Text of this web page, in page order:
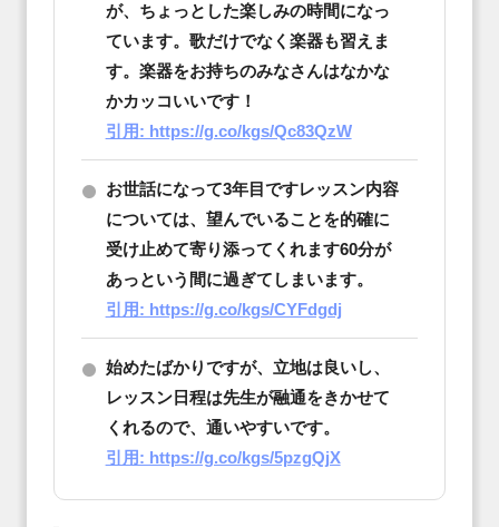
が、ちょっとした楽しみの時間になっ
ています。歌だけでなく楽器も習えま
す。楽器をお持ちのみなさんはなかな
かカッコいいです！
引用: https://g.co/kgs/Qc83QzW
お世話になって3年目ですレッスン内容
については、望んでいることを的確に
受け止めて寄り添ってくれます60分が
あっという間に過ぎてしまいます。
引用: https://g.co/kgs/CYFdgdj
始めたばかりですが、立地は良いし、
レッスン日程は先生が融通をきかせて
くれるので、通いやすいです。
引用: https://g.co/kgs/5pzgQjX